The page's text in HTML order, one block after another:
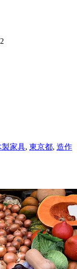
製家具, 東京都, 造作